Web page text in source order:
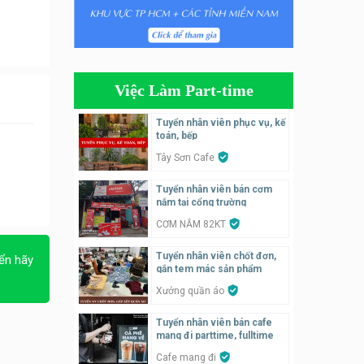
hãy
Tuyển nhân viên bán hàng,
giữ xe parttime – Kibo Kid
video parttime
Công ty
phục vụ bàn
Tuyển nhân viên phụ quán ăn
– hỗ trợ ăn ở
Quán bánh đa cua
Tuyển nhân viên bán hàng
parttime
GÀ GÔ FASTFOOD
Việc Làm Part-time
Tuyển nhân viên phục vụ, kế
toán, bếp
Tây Sơn Cafe
Tuyển nhân viên bán cơm
nắm tại cổng trường
CƠM NẮM 82KT
Tuyển nhân viên chốt đơn,
gắn tem mác sản phẩm
Xưởng quần áo
Tuyển nhân viên bán cafe
mang đi parttime, fulltime
Cafe mang đi